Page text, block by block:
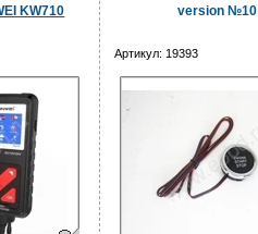
KW710
version №10
Артикул: 19393